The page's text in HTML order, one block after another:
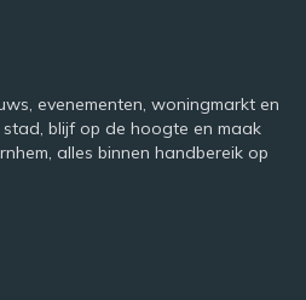
evenementen, woningmarkt en
blijf op de hoogte en maak
alles binnen handbereik op